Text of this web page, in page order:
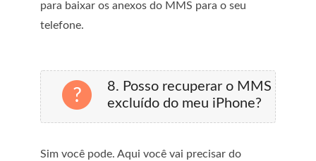
para baixar os anexos do MMS para o seu
telefone.
8. Posso recuperar o MMS
excluído do meu iPhone?
Sim você pode. Aqui você vai precisar do